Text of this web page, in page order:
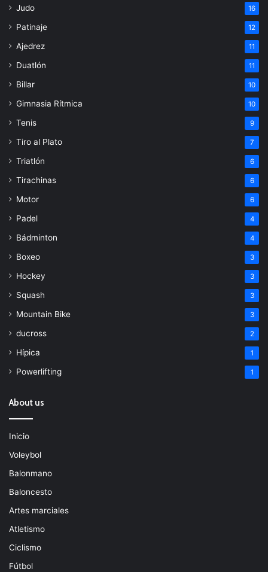
Judo 16
Patinaje 12
Ajedrez 11
Duatlón 11
Billar 10
Gimnasia Rítmica 10
Tenis 9
Tiro al Plato 7
Triatlón 6
Tirachinas 6
Motor 6
Padel 4
Bádminton 4
Boxeo 3
Hockey 3
Squash 3
Mountain Bike 3
ducross 2
Hípica 1
Powerlifting 1
About us
Inicio
Voleybol
Balonmano
Baloncesto
Artes marciales
Atletismo
Ciclismo
Fútbol